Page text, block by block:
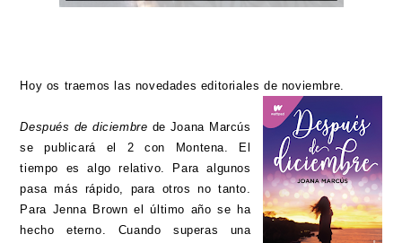
Hoy os traemos las novedades editoriales de noviembre.
Después de diciembre de Joana Marcús
se publicará el 2 con Montena. El
tiempo es algo relativo. Para algunos
pasa más rápido, para otros no tanto.
Para Jenna Brown el último año se ha
hecho eterno. Cuando superas una